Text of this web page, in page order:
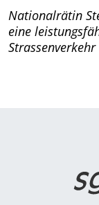
Nationalrätin
eine
Strassenverkehr